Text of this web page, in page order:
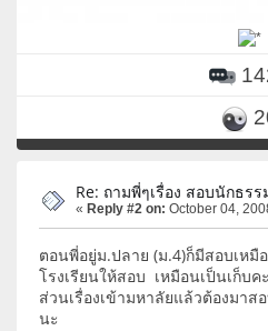
Re: ถามพี่ๆเรื่อง สอบนักธร
« Reply #2 on: October 04,
ตอนพี่อยู่ม.ปลาย (ม.4)ก็มีสอบเห
โรงเรียนให้สอบ เหมือนเป็นเก็บ
ส่วนเรื่องเข้ามหาลัยแล้วต้องมาส
นะ